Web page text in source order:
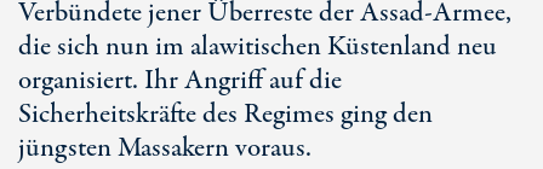
Verbündete jener Überreste der Assad-Armee,
die sich nun im alawitischen Küstenland neu
organisiert. Ihr Angriff auf die
Sicherheitskräfte des Regimes ging den
jüngsten Massakern voraus.